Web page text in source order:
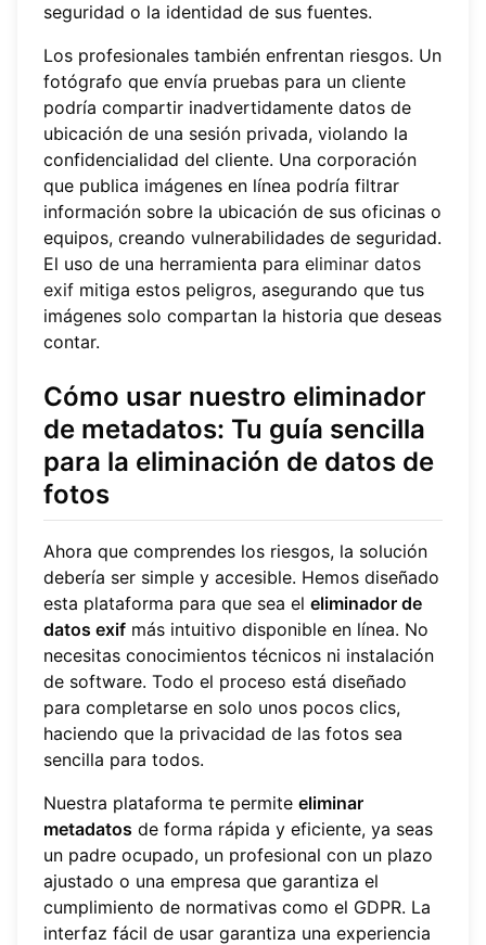
seguridad o la identidad de sus fuentes.
Los profesionales también enfrentan riesgos. Un
fotógrafo que envía pruebas para un cliente
podría compartir inadvertidamente datos de
ubicación de una sesión privada, violando la
confidencialidad del cliente. Una corporación
que publica imágenes en línea podría filtrar
información sobre la ubicación de sus oficinas o
equipos, creando vulnerabilidades de seguridad.
El uso de una herramienta para eliminar datos
exif mitiga estos peligros, asegurando que tus
imágenes solo compartan la historia que deseas
contar.
Cómo usar nuestro eliminador
de metadatos: Tu guía sencilla
para la eliminación de datos de
fotos
Ahora que comprendes los riesgos, la solución
debería ser simple y accesible. Hemos diseñado
esta plataforma para que sea el eliminador de
datos exif más intuitivo disponible en línea. No
necesitas conocimientos técnicos ni instalación
de software. Todo el proceso está diseñado
para completarse en solo unos pocos clics,
haciendo que la privacidad de las fotos sea
sencilla para todos.
Nuestra plataforma te permite eliminar
metadatos de forma rápida y eficiente, ya seas
un padre ocupado, un profesional con un plazo
ajustado o una empresa que garantiza el
cumplimiento de normativas como el GDPR. La
interfaz fácil de usar garantiza una experiencia